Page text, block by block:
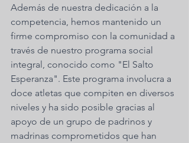
Además de nuestra dedicación a la
competencia, hemos mantenido un
firme compromiso con la comunidad a
través de nuestro programa social
integral, conocido como "El Salto
Esperanza". Este programa involucra a
doce atletas que compiten en diversos
niveles y ha sido posible gracias al
apoyo de un grupo de padrinos y
madrinas comprometidos que han